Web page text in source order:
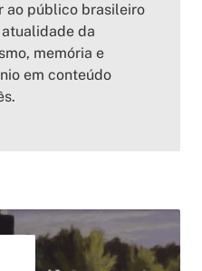
ao público brasileiro
da
memória e
em conteúdo